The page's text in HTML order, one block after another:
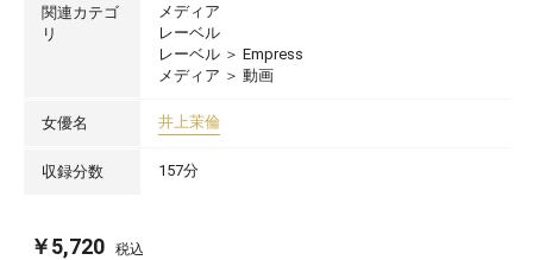
関連カテゴ
リ
メディア
レーベル
レーベル ＞ Empress
メディア ＞ 動画
女優名 井上茉倫
収録分数 157分
￥5,720 税込